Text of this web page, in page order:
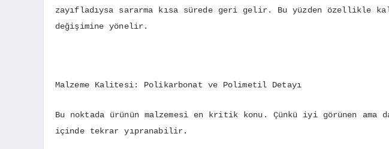
zayıfladıysa sararma kısa sürede geri gelir. Bu yüzden özellikle
değişimine yönelir.
Malzeme Kalitesi: Polikarbonat ve Polimetil Detayı
Bu noktada ürünün malzemesi en kritik konu. Çünkü iyi görünen ama
içinde tekrar yıpranabilir.